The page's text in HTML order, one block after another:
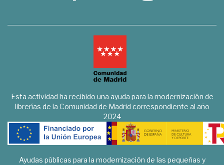
Esta actividad ha recibido una ayuda para la modernización de
librerías de la Comunidad de Madrid correspondiente al año
2024
Ayudas públicas para la modernización de las pequeñas y